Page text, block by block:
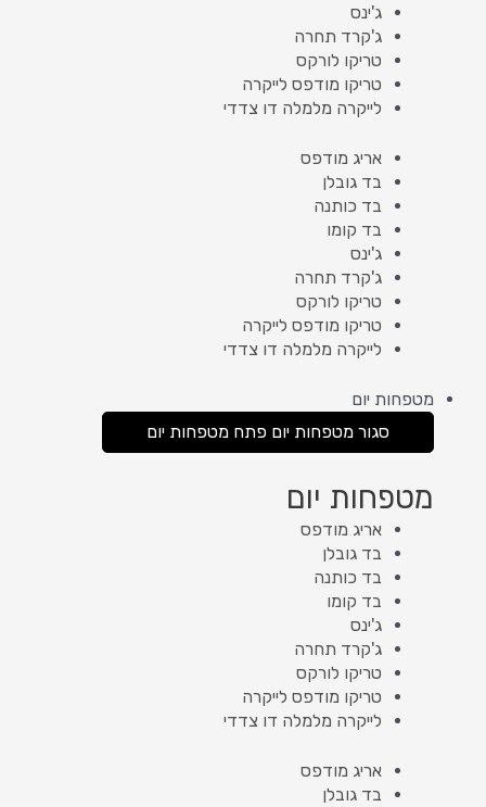
ג'ינס
ג'קרד תחרה
טריקו לורקס
טריקו מודפס לייקרה
לייקרה מלמלה דו צדדי
אריג מודפס
בד גובלן
בד כותנה
בד קומו
ג'ינס
ג'קרד תחרה
טריקו לורקס
טריקו מודפס לייקרה
לייקרה מלמלה דו צדדי
מטפחות יום
סגור מטפחות יום פתח מטפחות יום
מטפחות יום
אריג מודפס
בד גובלן
בד כותנה
בד קומו
ג'ינס
ג'קרד תחרה
טריקו לורקס
טריקו מודפס לייקרה
לייקרה מלמלה דו צדדי
אריג מודפס
בד גובלן